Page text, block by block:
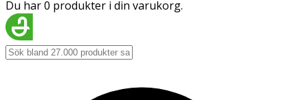
Du har 0 produkter i din varukorg.